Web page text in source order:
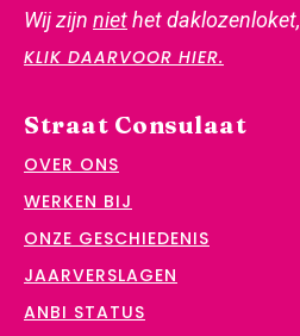
Wij zijn niethet daklozenloket,
KLIK DAARVOOR HIER.
Straat Consulaat
OVER ONS
WERKEN BIJ
ONZE GESCHIEDENIS
JAARVERSLAGEN
ANBI STATUS